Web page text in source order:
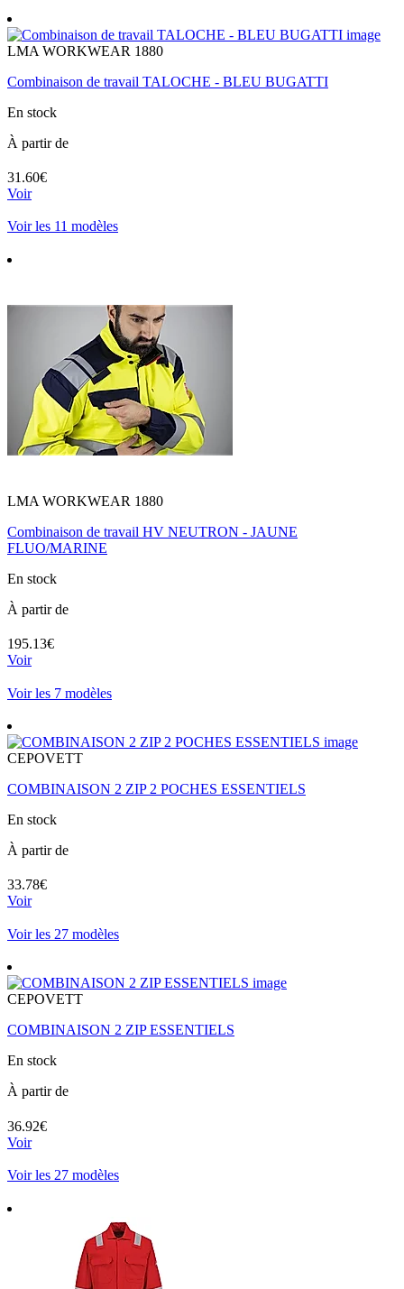
LMA WORKWEAR 1880
Combinaison de travail TALOCHE - BLEU BUGATTI
En stock
À partir de
31.60€
Voir
Voir les 11 modèles
LMA WORKWEAR 1880
Combinaison de travail HV NEUTRON - JAUNE
FLUO/MARINE
En stock
À partir de
195.13€
Voir
Voir les 7 modèles
CEPOVETT
COMBINAISON 2 ZIP 2 POCHES ESSENTIELS
En stock
À partir de
33.78€
Voir
Voir les 27 modèles
CEPOVETT
COMBINAISON 2 ZIP ESSENTIELS
En stock
À partir de
36.92€
Voir
Voir les 27 modèles